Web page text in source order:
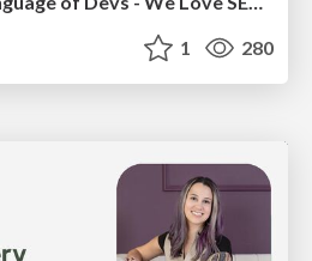
1 280